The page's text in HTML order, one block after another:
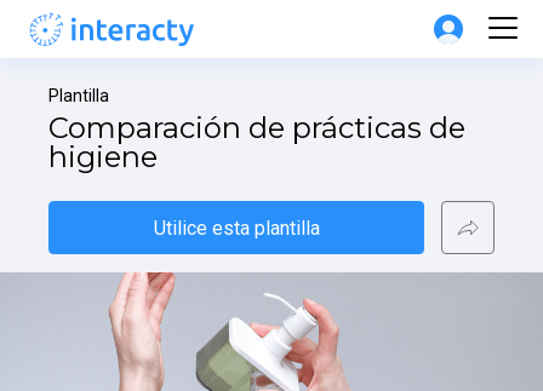
Plantilla
Comparación de prácticas de
higiene
Utilice esta plantilla